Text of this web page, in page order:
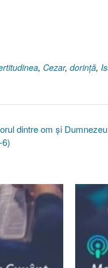
, Cezar, dorinţă,
dintre om şi